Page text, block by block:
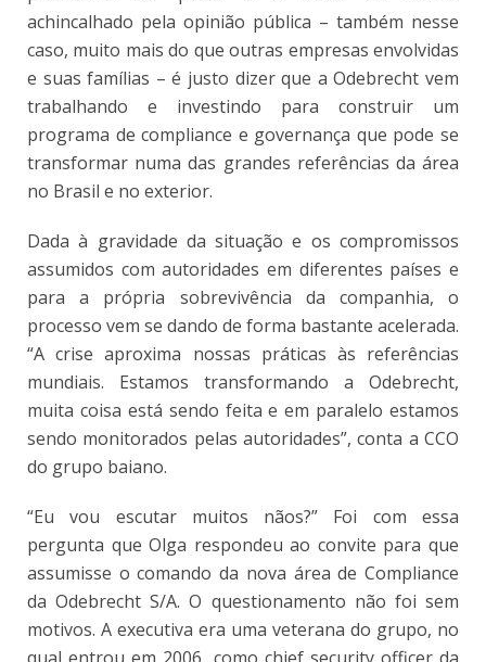
achincalhado pela opinião pública – também nesse
caso, muito mais do que outras empresas envolvidas
e suas famílias – é justo dizer que a Odebrecht vem
trabalhando e investindo para construir um
programa de compliance e governança que pode se
transformar numa das grandes referências da área
no Brasil e no exterior.
Dada à gravidade da situação e os compromissos
assumidos com autoridades em diferentes países e
para a própria sobrevivência da companhia, o
processo vem se dando de forma bastante acelerada.
“A crise aproxima nossas práticas às referências
mundiais. Estamos transformando a Odebrecht,
muita coisa está sendo feita e em paralelo estamos
sendo monitorados pelas autoridades”, conta a CCO
do grupo baiano.
“Eu vou escutar muitos nãos?” Foi com essa
pergunta que Olga respondeu ao convite para que
assumisse o comando da nova área de Compliance
da Odebrecht S/A. O questionamento não foi sem
motivos. A executiva era uma veterana do grupo, no